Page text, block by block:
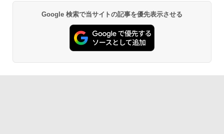
Google 検索で当サイトの記事を優先表示させる